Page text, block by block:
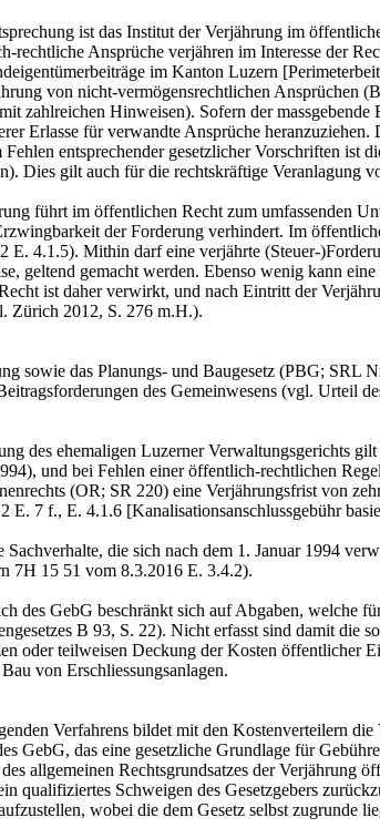
ist das Institut der Verjährung im
rechtliche Ansprüche verjähren im Interesse der
im Kanton Luzern
von nicht-vermögensrechtlichen Ansprüchen
zahlreichen Hinweisen). Sofern der
Erlasse für verwandte Ansprüche
entsprechender gesetzlicher Vorschriften ist
Dies gilt auch für die rechtskräftige
führt im öffentlichen Recht zum umfassenden
der Forderung verhindert. Im
4.1.5). Mithin darf eine verjährte (Steuer-
geltend gemacht werden. Ebenso wenig kann
ist daher verwirkt, und nach Eintritt der
Zürich 2012, S. 276 m.H.).
sowie das Planungs- und Baugesetz (PBG; SRL
des Gemeinwesens (vgl. Urteil
des ehemaligen Luzerner Verwaltungsgerichts
und bei Fehlen einer öffentlich-rechtlichen
(OR; SR 220) eine Verjährungsfrist von
7 f., E. 4.1.6 [Kanalisationsanschlussgebühr
Sachverhalte, die sich nach dem 1. Januar 1994
7H 15 51 vom 8.3.2016 E. 3.4.2).
des GebG beschränkt sich auf Abgaben, welche
B 93, S. 22). Nicht erfasst sind damit die
oder teilweisen Deckung der Kosten öffentlicher
von Erschliessungsanlagen.
Verfahrens bildet mit den Kostenverteilern
GebG, das eine gesetzliche Grundlage für
allgemeinen Rechtsgrundsatzes der Verjährung
qualifiziertes Schweigen des Gesetzgebers
wobei die dem Gesetz selbst zugrunde